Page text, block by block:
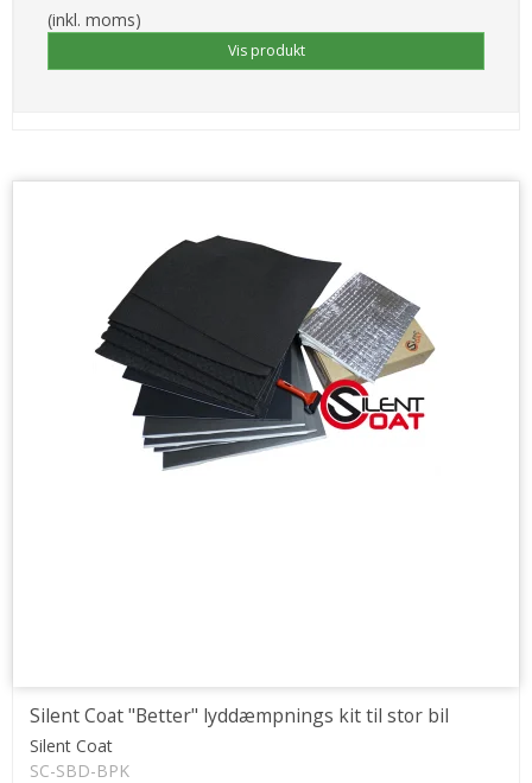
(inkl. moms)
Vis produkt
Silent Coat "Better" lyddæmpnings kit til stor bil
Silent Coat
SC-SBD-BPK